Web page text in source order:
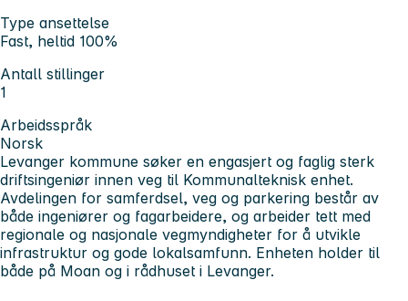
Type ansettelse
Fast, heltid 100%
Antall stillinger
1
Arbeidsspråk
Norsk
Levanger kommune søker en engasjert og faglig sterk
driftsingeniør innen veg til Kommunalteknisk enhet.
Avdelingen for samferdsel, veg og parkering består av
både ingeniører og fagarbeidere, og arbeider tett med
regionale og nasjonale vegmyndigheter for å utvikle
infrastruktur og gode lokalsamfunn. Enheten holder til
både på Moan og i rådhuset i Levanger.